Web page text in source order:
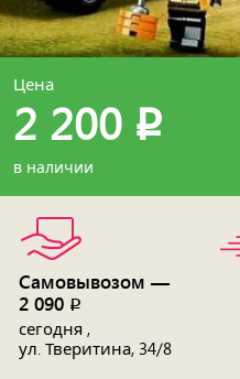
Цена
2 200 p
в наличии
Самовывозом —
2 090 p
сегодня ,
ул. Тверитина, 34/8